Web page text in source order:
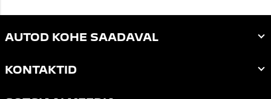
AUTOD KOHE SAADAVAL
KONTAKTID